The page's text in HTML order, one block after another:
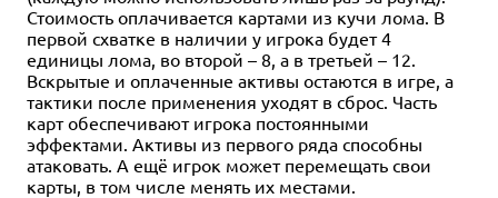
Стоимость оплачивается картами из кучи лома. В
первой схватке в наличии у игрока будет 4
единицы лома, во второй – 8, а в третьей – 12.
Вскрытые и оплаченные активы остаются в игре, а
тактики после применения уходят в сброс. Часть
карт обеспечивают игрока постоянными
эффектами. Активы из первого ряда способны
атаковать. А ещё игрок может перемещать свои
карты, в том числе менять их местами.